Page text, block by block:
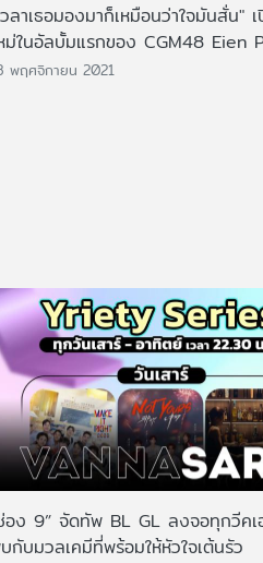
ลาเธอมองมาก็เหมือนว่าใจมันสั่น"
ม่ในอัลบั้มแรกของ CGM48 Eien
พฤศจิกายน 2021
อง 9” จัดทัพ BL GL ลงจอทุกวีคเ
กับมวลเคมีที่พร้อมให้หัวใจเต้นรัว